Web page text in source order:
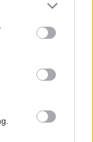
– La
italiani